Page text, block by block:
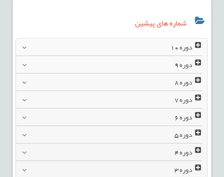
شماره های پیشین
دوره10
دوره9
دوره8
دوره7
دوره6
دوره5
دوره4
دوره3